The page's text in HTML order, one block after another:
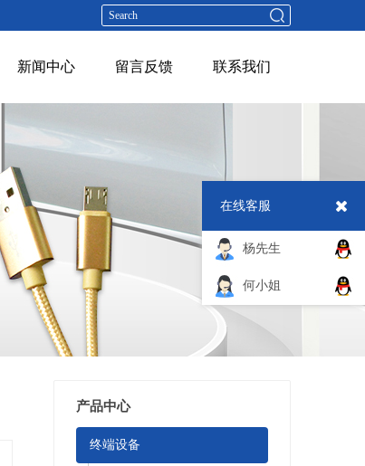
新闻中心 留言反馈 联系我们
产品中心
终端设备
在线客服
杨先生
何小姐